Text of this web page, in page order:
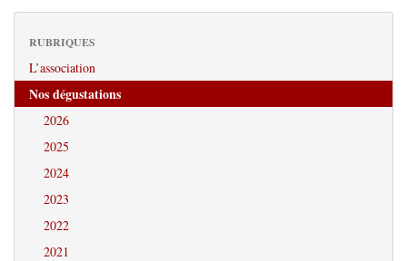
RUBRIQUES
L’association
Nos dégustations
2026
2025
2024
2023
2022
2021